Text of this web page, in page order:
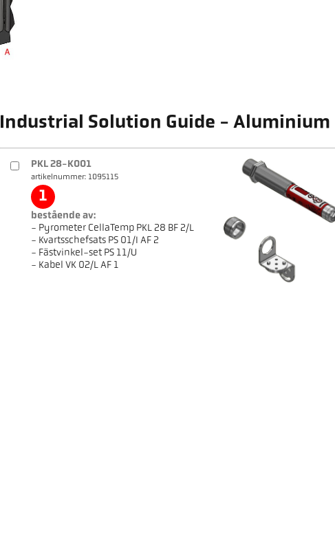
Industrial Solution Guide -
PKL 28-K001
artikelnummer: 1095115
1
bestående av:
- Pyrometer CellaTemp PKL 28 BF 2/L
- Kvartsschefsats PS 01/I AF 2
- Fästvinkel-set PS 11/U
- Kabel VK 02/L AF 1